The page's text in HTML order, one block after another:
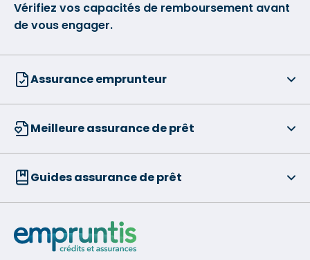
Vérifiez vos capacités de remboursement avant
de vous engager.
Assurance emprunteur
Meilleure assurance de prêt
Guides assurance de prêt